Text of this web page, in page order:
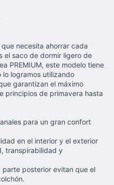
necesita ahorrar cada
el saco de dormir ligero de
PREMIUM, este modelo tiene
lo logramos utilizando
garantizan el máximo
principios de primavera hasta
para un gran confort
en el interior y el exterior
transpirabilidad y
posterior evitan que el